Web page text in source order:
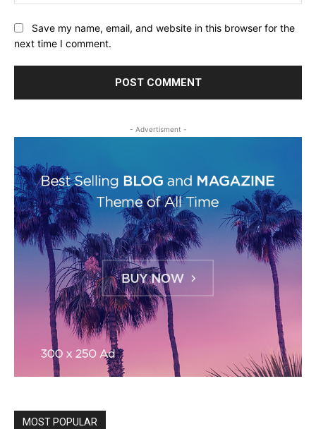
Save my name, email, and website in this browser for the
next time I comment.
- Advertisment -
MOST POPULAR